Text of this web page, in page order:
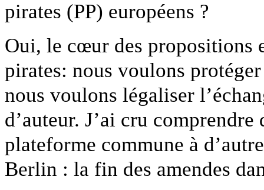
pirates (PP) européens ?
Oui, le cœur des propositions
pirates: nous voulons
nous voulons légaliser
d’auteur. J’ai cru
plateforme commune à
Berlin : la fin des amendes